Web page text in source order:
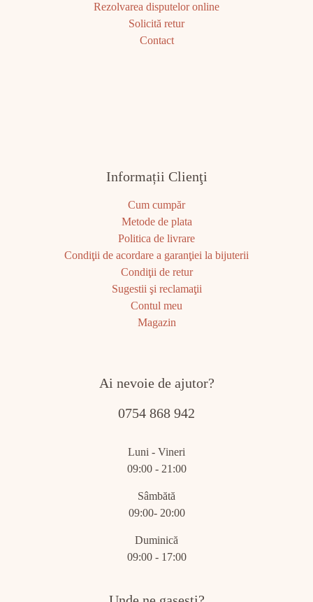
Rezolvarea disputelor online
Solicită retur
Contact
Informații Clienţi
Cum cumpăr
Metode de plata
Politica de livrare
Condiţii de acordare a garanţiei la bijuterii
Condiţii de retur
Sugestii şi reclamaţii
Contul meu
Magazin
Ai nevoie de ajutor?
0754 868 942
Luni - Vineri
09:00 - 21:00
Sâmbătă
09:00- 20:00
Duminică
09:00 - 17:00